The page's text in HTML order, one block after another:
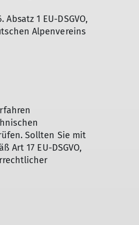
1 EU-DSGVO,
Alpenvereins
Sollten Sie mit
17 EU-DSGVO,